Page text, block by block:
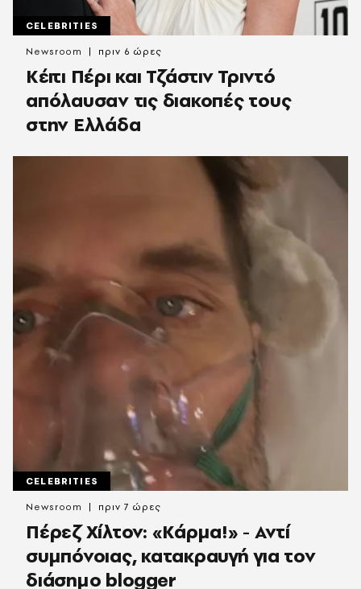
CELEBRITIES
Κέιτι Πέρι και Τζάστιν Τριντό
απόλαυσαν τις διακοπές τους
στην Ελλάδα
Newsroom πριν 6 ώρες
CELEBRITIES
Πέρεζ Χίλτον: «Κάρμα!» - Αντί
συμπόνοιας, κατακραυγή για τον
διάσημο blogger
Newsroom πριν 7 ώρες